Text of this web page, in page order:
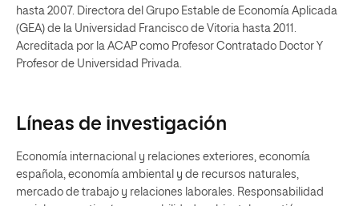
hasta 2007. Directora del Grupo Estable de Economía Aplicada
(GEA) de la Universidad Francisco de Vitoria hasta 2011.
Acreditada por la ACAP como Profesor Contratado Doctor Y
Profesor de Universidad Privada.
Líneas de investigación
Economía internacional y relaciones exteriores, economía
española, economía ambiental y de recursos naturales,
mercado de trabajo y relaciones laborales. Responsabilidad